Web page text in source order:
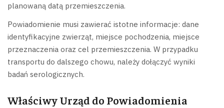
planowaną datą przemieszczenia.
Powiadomienie musi zawierać istotne informacje: dane
identyfikacyjne zwierząt, miejsce pochodzenia, miejsce
przeznaczenia oraz cel przemieszczenia. W przypadku
transportu do dalszego chowu, należy dołączyć wyniki
badań serologicznych.
Właściwy Urząd do Powiadomienia